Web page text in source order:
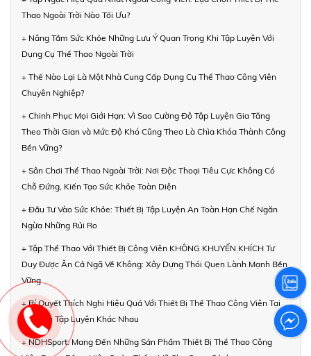
Thao Ngoài Trời Nào Tối Ưu?
+ Nâng Tầm Sức Khỏe Những Lưu Ý Quan Trọng Khi Tập Luyện Với
Dụng Cụ Thể Thao Ngoài Trời
+ Thế Nào Lại Là Một Nhà Cung Cấp Dụng Cụ Thể Thao Công Viên
Chuyên Nghiệp?
+ Chinh Phục Mọi Giới Hạn: Vì Sao Cường Độ Tập Luyện Gia Tăng
Theo Thời Gian và Mức Độ Khó Cũng Theo Là Chìa Khóa Thành Công
Bền Vững?
+ Sân Chơi Thể Thao Ngoài Trời: Nơi Độc Thoại Tiêu Cực Không Có
Chỗ Đứng, Kiến Tạo Sức Khỏe Toàn Diện
+ Đầu Tư Vào Sức Khỏe: Thiết Bị Tập Luyện An Toàn Hạn Chế Ngăn
Ngừa Những Rủi Ro
+ Tập Thể Thao Với Thiết Bị Công Viên KHÔNG KHUYẾN KHÍCH Tư
Duy Được Ăn Cả Ngã Về Không: Xây Dựng Thói Quen Lành Mạnh Bền
Vững
+ Bí Quyết Thích Nghi Hiệu Quả Với Thiết Bị Thể Thao Công Viên Tại
Mỗi Khu Tập Luyện Khác Nhau
+ NDHSport: Mang Đến Những Sản Phẩm Thiết Bị Thể Thao Công